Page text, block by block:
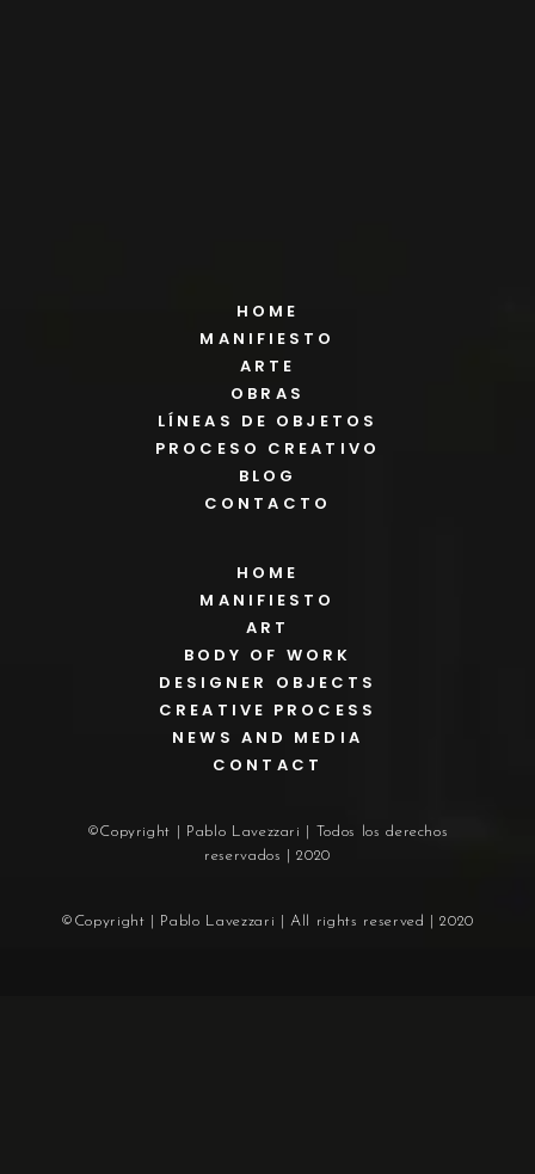
HOME
MANIFIESTO
ARTE
OBRAS
LÍNEAS DE OBJETOS
PROCESO CREATIVO
BLOG
CONTACTO
HOME
MANIFIESTO
ART
BODY OF WORK
DESIGNER OBJECTS
CREATIVE PROCESS
NEWS AND MEDIA
CONTACT
©Copyright | Pablo Lavezzari | Todos los derechos
reservados | 2020
©Copyright | Pablo Lavezzari | All rights reserved | 2020